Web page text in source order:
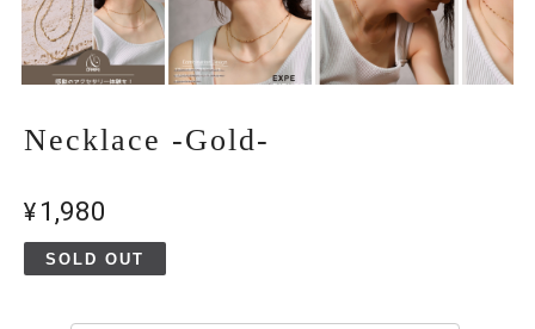
Necklace -Gold-
¥1,980
SOLD OUT